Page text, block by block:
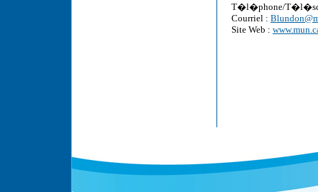
T�l�phone/
Courriel :
Site Web :